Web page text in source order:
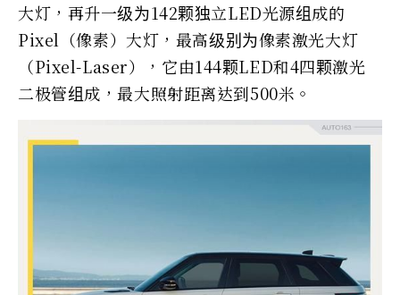
大灯，再升一级为142颗独立LED光源组成的
Pixel（像素）大灯，最高级别为像素激光大灯
（Pixel-Laser），它由144颗LED和4四颗激光
二极管组成，最大照射距离达到500米。